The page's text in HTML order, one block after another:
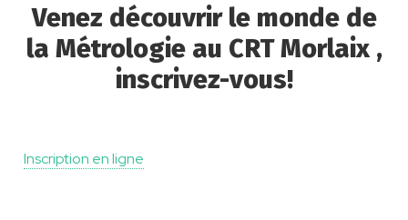
Venez découvrir le monde de
la Métrologie au CRT Morlaix ,
inscrivez-vous!
Inscription en ligne